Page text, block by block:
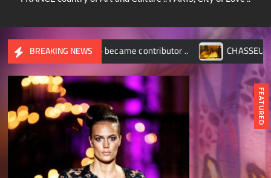
BREAKING NEWS
– became contributor .. CHASSEUR D’IMAGES –
FEATURED